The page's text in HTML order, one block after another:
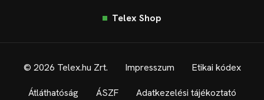
Telex Shop
© 2026 Telex.hu Zrt. Impresszum Etikai kódex
Átláthatóság ÁSZF Adatkezelési tájékoztató